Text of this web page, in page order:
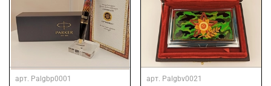
арт. Palgbp0001 арт. Palgbv0021